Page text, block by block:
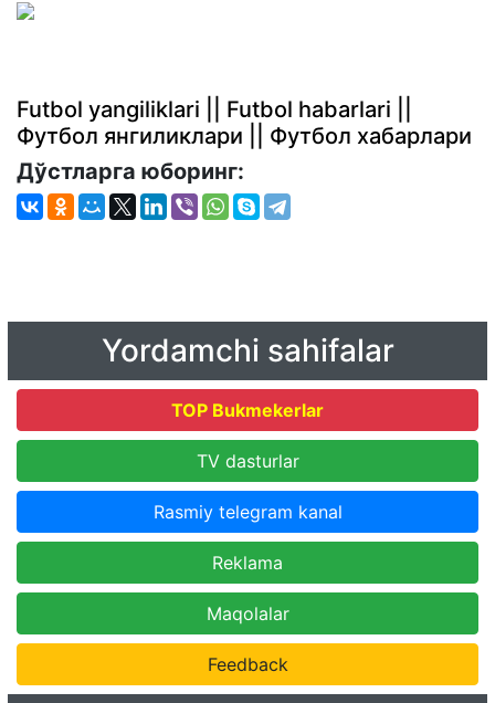
Futbol yangiliklari || Futbol habarlari ||
Футбол янгиликлари || Футбол хабарлари
Дўстларга юборинг:
Yordamchi sahifalar
TOP Bukmekerlar
TV dasturlar
Rasmiy telegram kanal
Reklama
Maqolalar
Feedback